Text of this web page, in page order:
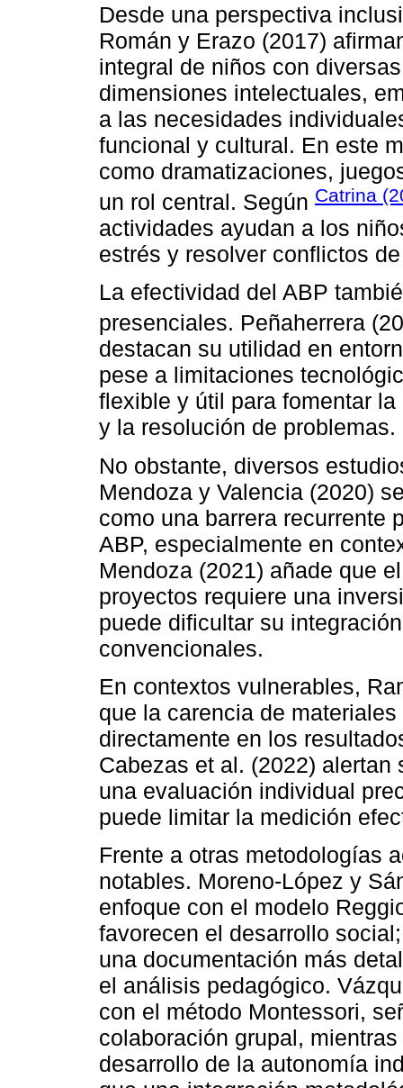
Desde una perspectiva
Román y Erazo (2017)
integral de niños con
dimensiones intelectuales,
a las necesidades
funcional y cultural. En este
como dramatizaciones,
un rol central. Según Catrina
actividades ayudan a los
estrés y resolver conflictos
La efectividad del ABP
presenciales. Peñaherrera
destacan su utilidad en
pese a limitaciones
flexible y útil para fomentar
y la resolución de problemas.
No obstante, diversos
Mendoza y Valencia (2020)
como una barrera recurrente
ABP, especialmente en
Mendoza (2021) añade que
proyectos requiere una
puede dificultar su
convencionales.
En contextos vulnerables,
que la carencia de
directamente en los
Cabezas et al. (2022)
una evaluación individual
puede limitar la medición
Frente a otras metodologías
notables. Moreno-López y
enfoque con el modelo
favorecen el desarrollo
una documentación más
el análisis pedagógico.
con el método Montessori,
colaboración grupal,
desarrollo de la autonomía